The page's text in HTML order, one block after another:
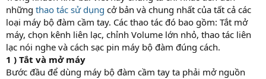
những thao tác sử dụng cở bản và chung nhất của tất cả các
loại máy bộ đàm cầm tay. Các thao tác đó bao gồm: Tắt mở
máy, chọn kênh liên lạc, chỉnh Volume lớn nhỏ, thao tác liên
lạc nói nghe và cách sạc pin máy bộ đàm đúng cách.
1 ) Tắt và mở máy
Bước đầu để dùng máy bộ đàm cầm tay ta phải mở nguồn